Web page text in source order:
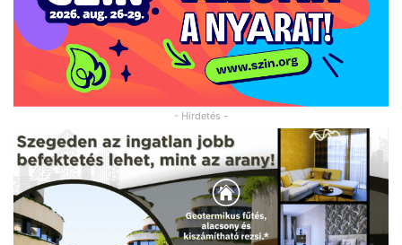
- Hirdetés -